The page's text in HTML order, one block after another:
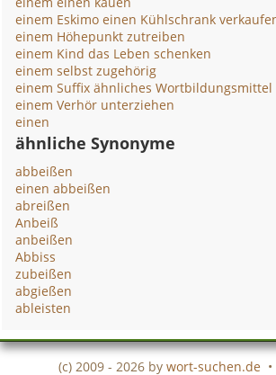
einem Eskimo einen Kühlschrank
einem Höhepunkt zutreiben
einem Kind das Leben schenken
einem selbst zugehörig
einem Suffix ähnliches Wortbildungsmittel
einem Verhör unterziehen
einen
ähnliche Synonyme
abbeißen
einen abbeißen
abreißen
Anbeiß
anbeißen
Abbiss
zubeißen
abgießen
ableisten
(c) 2009 - 2026 by wort-suchen.de •